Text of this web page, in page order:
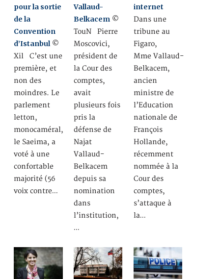
pour la sortie
de la
Convention
d’Istanbul©
Xil C’est une
première, et
non des
moindres. Le
parlement
letton,
monocaméral,
le Saeima, a
voté à une
confortable
majorité (56
voix contre…
Vallaud-
Belkacem ©
TouN Pierre
Moscovici,
président de
la Cour des
comptes,
avait
plusieurs fois
pris la
défense de
Najat
Vallaud-
Belkacem
depuis sa
nomination
dans
l’institution,
…
internet
Dans une
tribune au
Figaro,
Mme Vallaud-
Belkacem,
ancien
ministre de
l’Education
nationale de
François
Hollande,
récemment
nommée à la
Cour des
comptes,
s’attaque à
la…